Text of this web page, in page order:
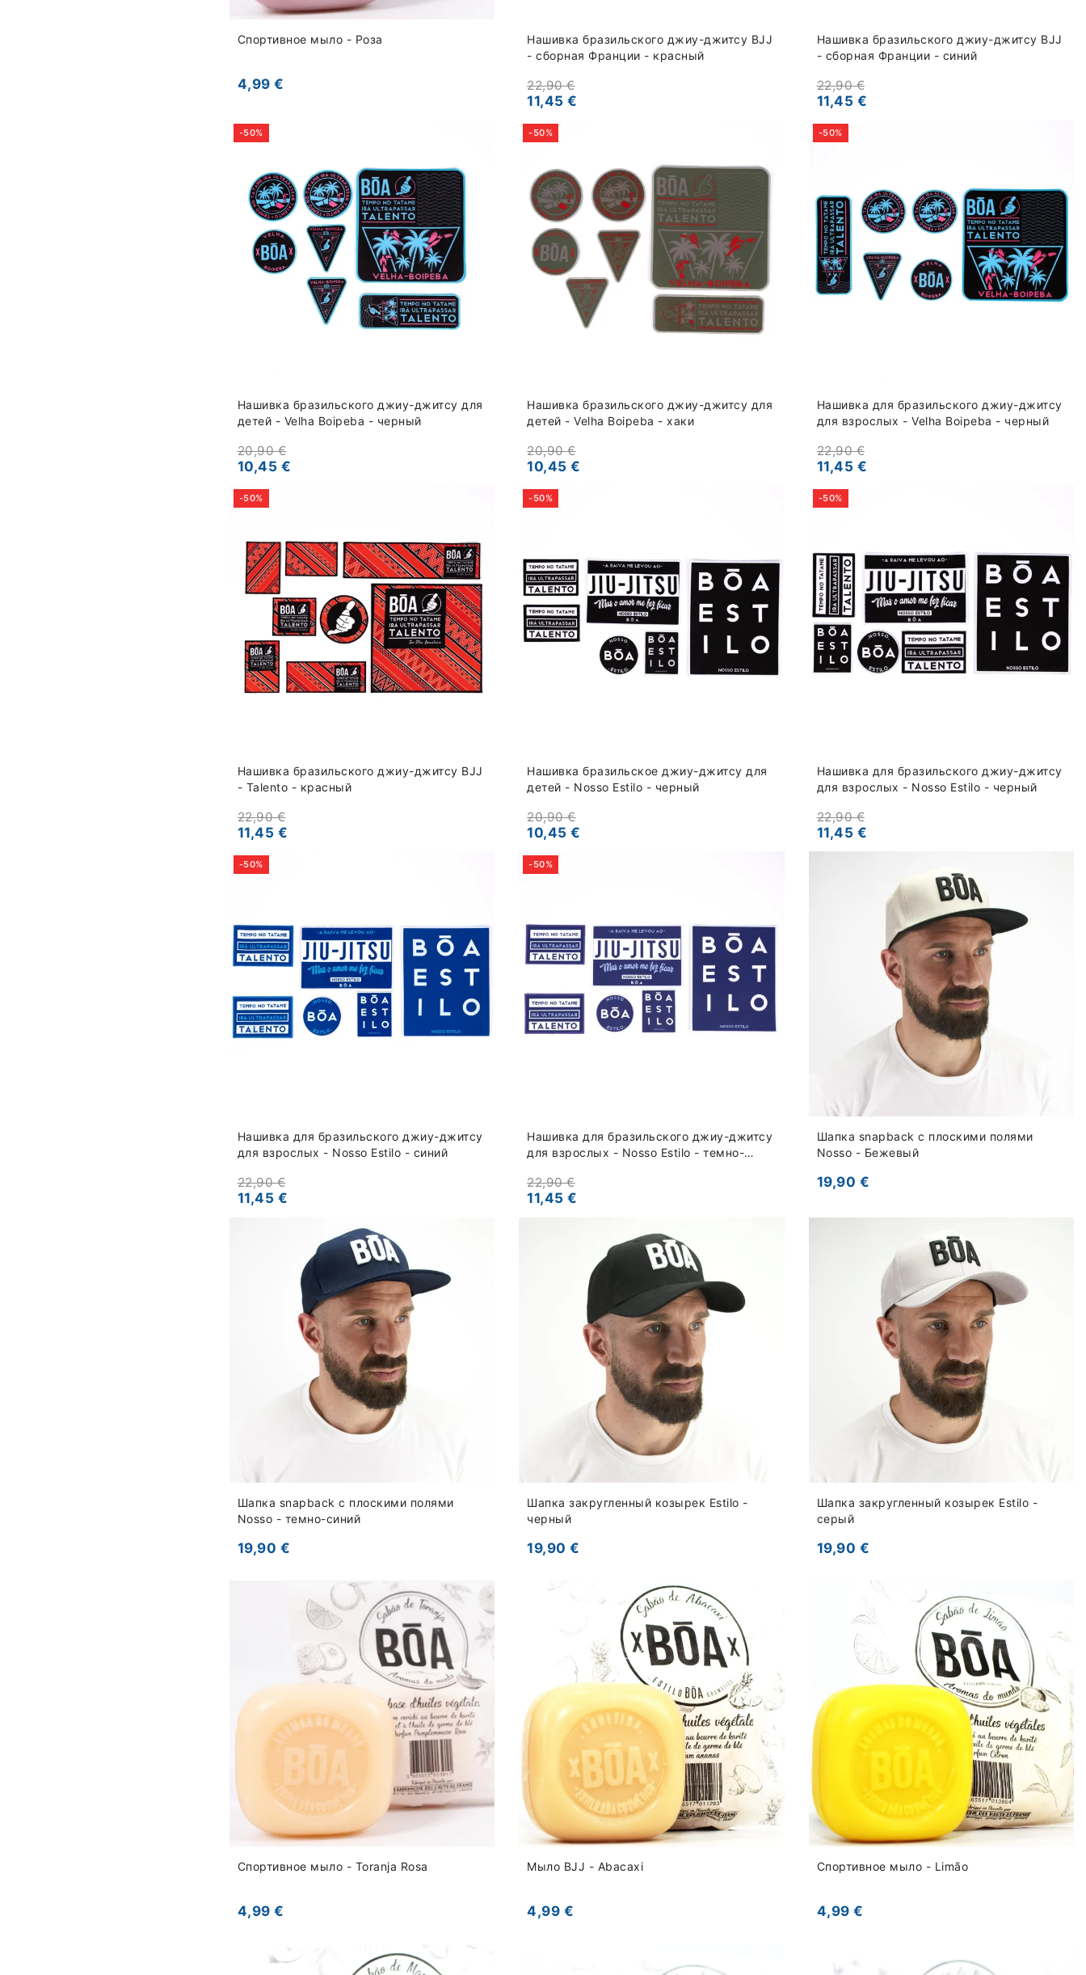
Спортивное мыло - Роза
4,99 €
Нашивка бразильского джиу-джитсу BJJ
- сборная Франции - красный
22,90 €
11,45 €
Нашивка бразильского джиу-джитсу BJJ
- сборная Франции - синий
22,90 €
11,45 €
-50%
Нашивка бразильского джиу-джитсу для
детей - Velha Boipeba - черный
20,90 €
10,45 €
-50%
Нашивка бразильского джиу-джитсу для
детей - Velha Boipeba - хаки
20,90 €
10,45 €
-50%
Нашивка для бразильского джиу-джитсу
для взрослых - Velha Boipeba - черный
22,90 €
11,45 €
-50%
Нашивка бразильского джиу-джитсу BJJ
- Talento - красный
22,90 €
11,45 €
-50%
Нашивка бразильское джиу-джитсу для
детей - Nosso Estilo - черный
20,90 €
10,45 €
-50%
Нашивка для бразильского джиу-джитсу
для взрослых - Nosso Estilo - черный
22,90 €
11,45 €
-50%
Нашивка для бразильского джиу-джитсу
для взрослых - Nosso Estilo - синий
22,90 €
11,45 €
-50%
Нашивка для бразильского джиу-джитсу
для взрослых - Nosso Estilo - темно-
22,90 €
11,45 €
Шапка snapback с плоскими полями
Nosso - Бежевый
19,90 €
Шапка snapback с плоскими полями
Nosso - темно-синий
19,90 €
Шапка закругленный козырек Estilo -
черный
19,90 €
Шапка закругленный козырек Estilo -
серый
19,90 €
Спортивное мыло - Toranja Rosa
4,99 €
Мыло BJJ - Abacaxi
4,99 €
Спортивное мыло - Limão
4,99 €